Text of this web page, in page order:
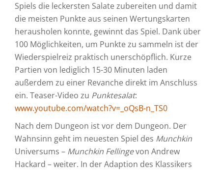
Spiels die leckersten Salate zubereiten und damit
die meisten Punkte aus seinen Wertungskarten
herausholen konnte, gewinnt das Spiel. Dank über
100 Möglichkeiten, um Punkte zu sammeln ist der
Wiederspielreiz praktisch unerschöpflich. Kurze
Partien von lediglich 15-30 Minuten laden
außerdem zu einer Revanche direkt im Anschluss
ein. Teaser-Video zu Punktesalat:
www.youtube.com/watch?v=_oQsB-n_TS0
Nach dem Dungeon ist vor dem Dungeon. Der
Wahnsinn geht im neuesten Spiel des Munchkin
Universums – Munchkin Fellingevon Andrew
Hackard – weiter. In der Adaption des Klassikers